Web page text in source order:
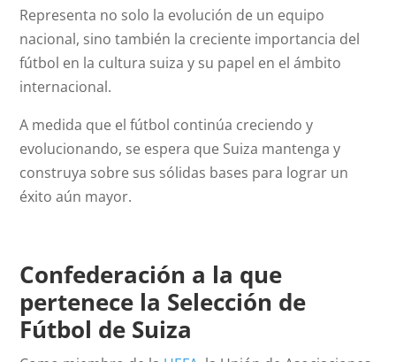
Representa no solo la evolución de un equipo
nacional, sino también la creciente importancia del
fútbol en la cultura suiza y su papel en el ámbito
internacional.
A medida que el fútbol continúa creciendo y
evolucionando, se espera que Suiza mantenga y
construya sobre sus sólidas bases para lograr un
éxito aún mayor.
Confederación a la que
pertenece la Selección de
Fútbol de Suiza